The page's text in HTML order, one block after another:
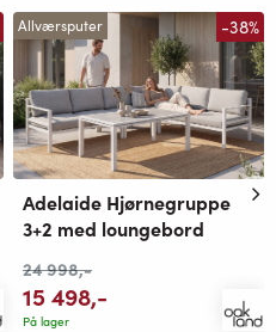
Allværsputer -38%
Adelaide Hjørnegruppe
3+2 med loungebord
24 998,-
15 498,-
På lager